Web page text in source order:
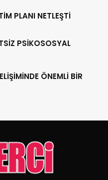
PLANI NETLEŞTİ
PSİKOSOSYAL
ÖNEMLİ BİR